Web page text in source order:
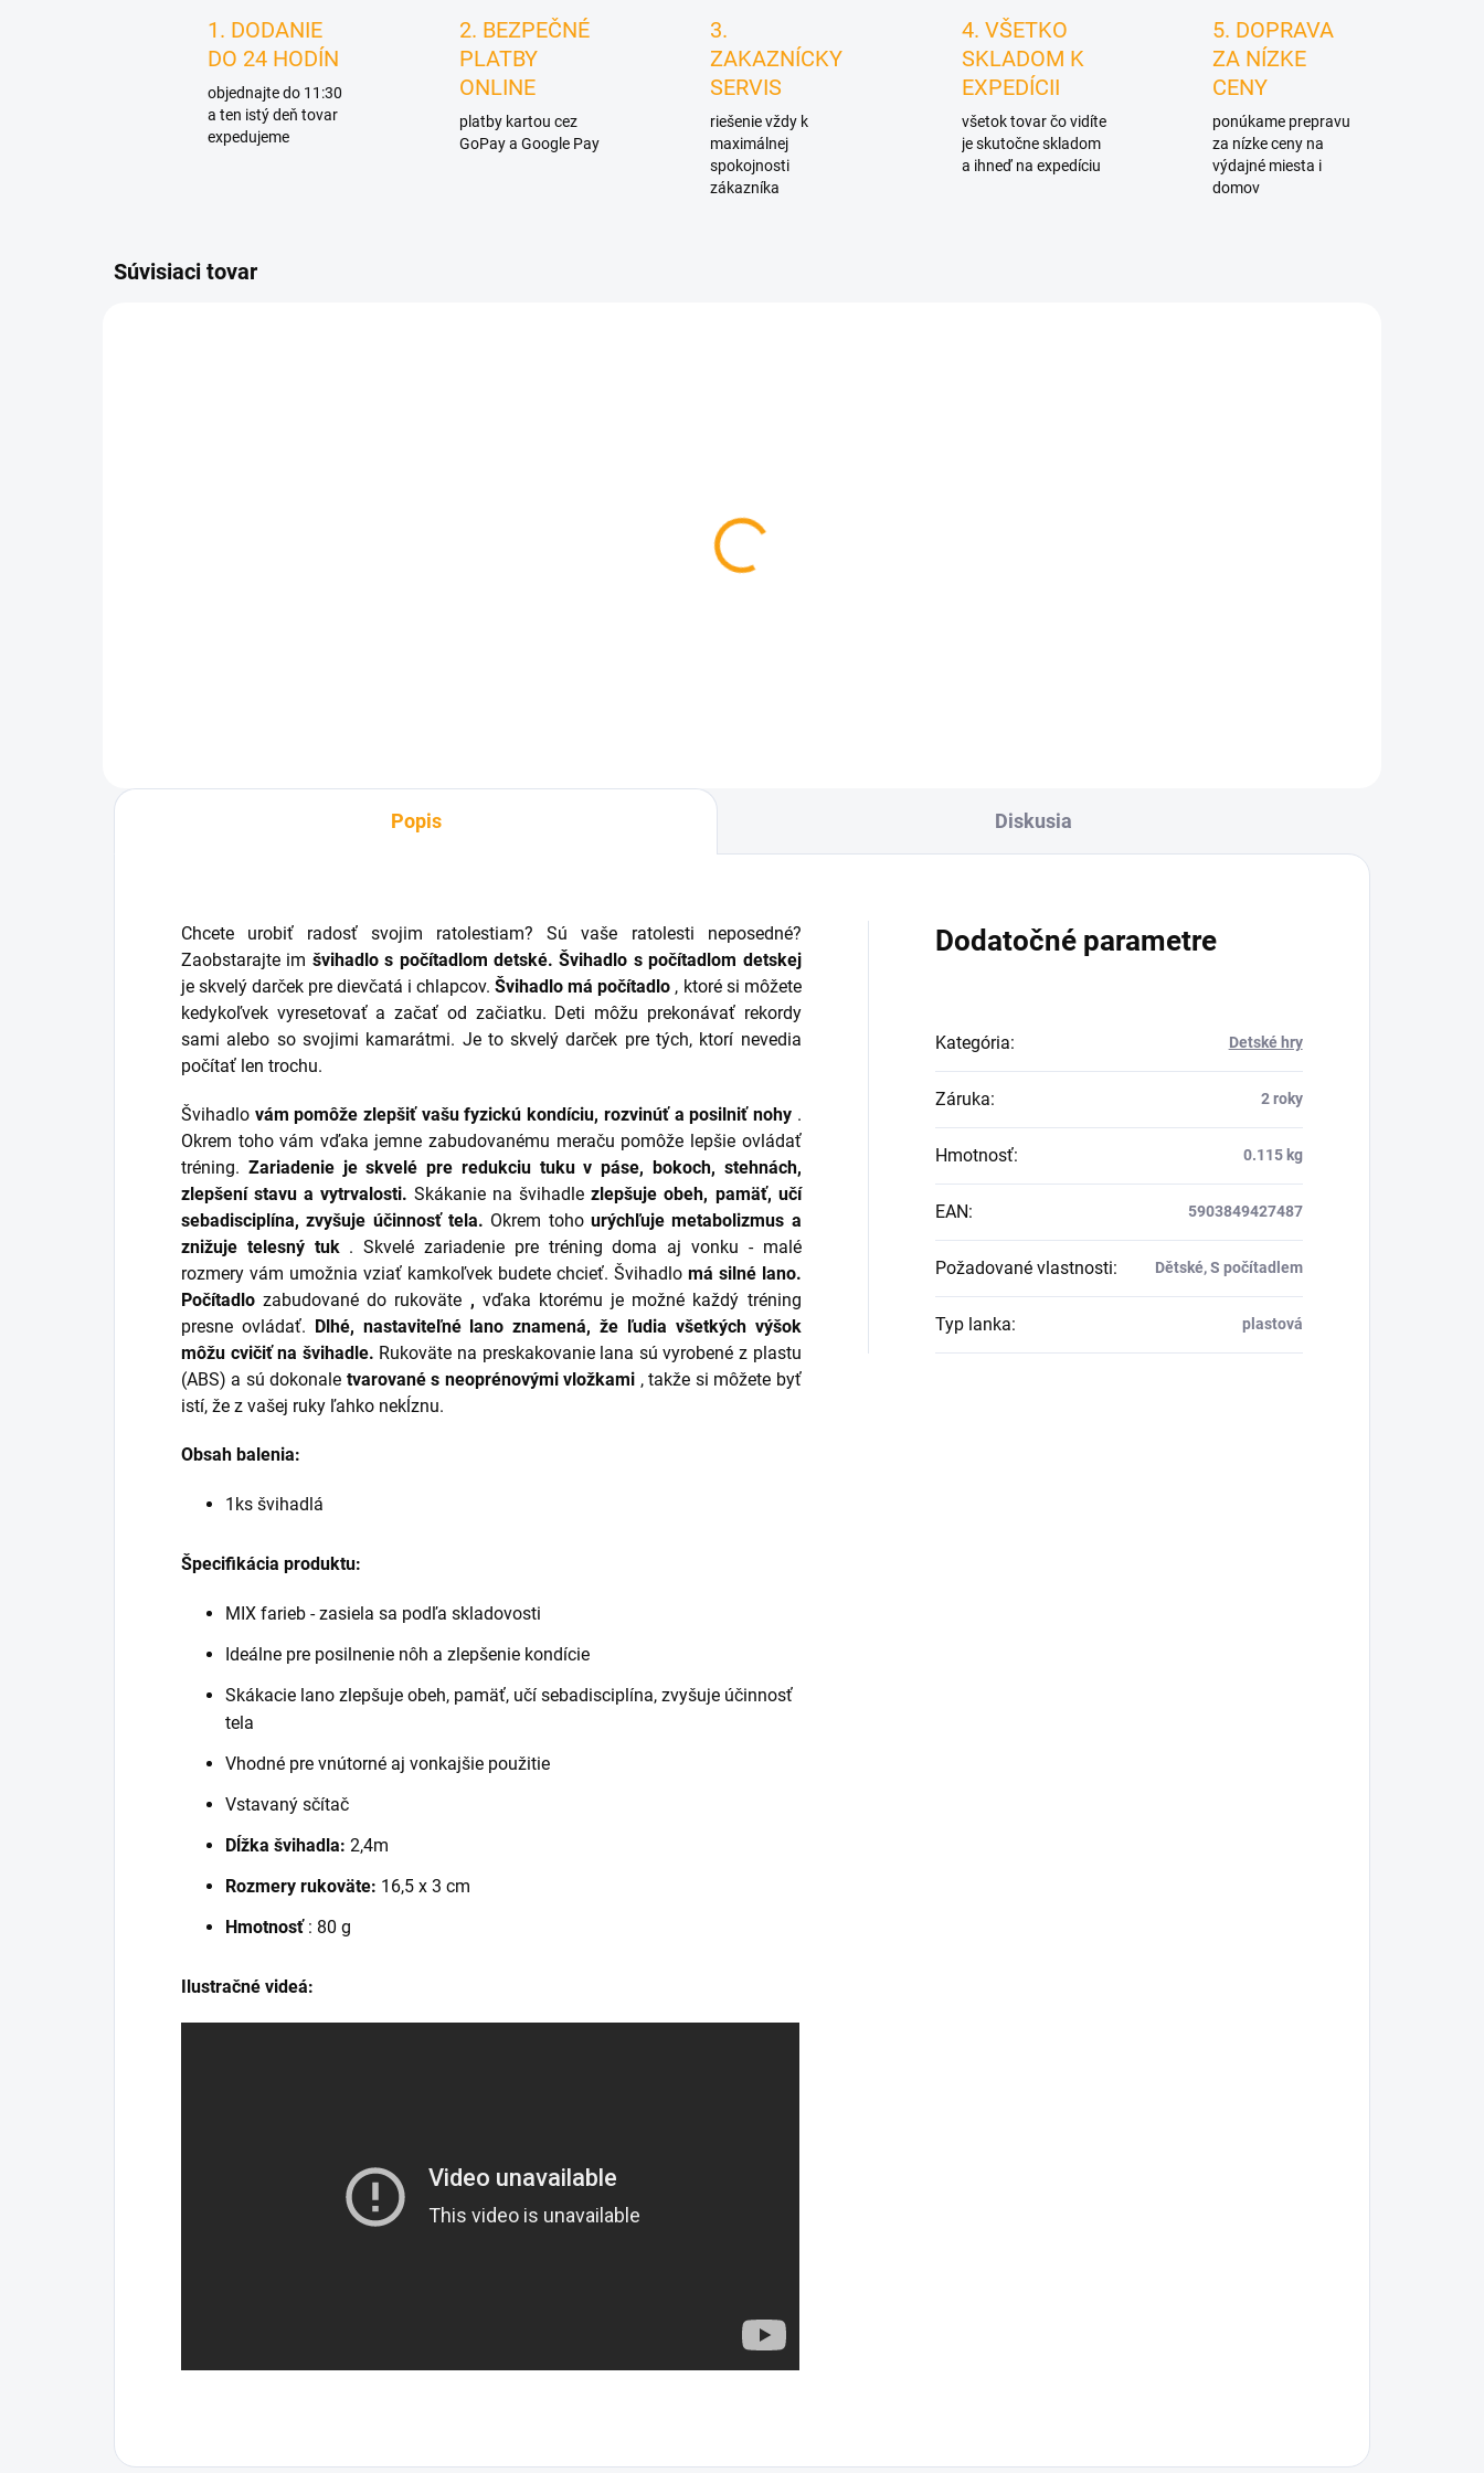
1. DODANIE
DO 24 HODÍN
objednajte do 11:30
a ten istý deň tovar
expedujeme
2. BEZPEČNÉ
PLATBY
ONLINE
platby kartou cez
GoPay a Google Pay
3.
ZAKAZNÍCKY
SERVIS
riešenie vždy k
maximálnej
spokojnosti
zákazníka
4. VŠETKO
SKLADOM K
EXPEDÍCII
všetok tovar čo vidíte
je skutočne skladom
a ihneď na expedíciu
5. DOPRAVA
ZA NÍZKE
CENY
ponúkame prepravu
za nízke ceny na
výdajné miesta i
domov
Súvisiaci tovar
Popis Diskusia
Chcete urobiť radosť svojim ratolestiam? Sú vaše ratolesti neposedné?
Zaobstarajte im švihadlo s počítadlom detské. Švihadlo s počítadlom detskej
je skvelý darček pre dievčatá i chlapcov.Švihadlo má počítadlo , ktoré si môžete
kedykoľvek vyresetovať a začať od začiatku. Deti môžu prekonávať rekordy
sami alebo so svojimi kamarátmi. Je to skvelý darček pre tých, ktorí nevedia
počítať len trochu.
Švihadlo vám pomôže zlepšiť vašu fyzickú kondíciu, rozvinúť a posilniť nohy.
Okrem toho vám vďaka jemne zabudovanému meraču pomôže lepšie ovládať
tréning. Zariadenie je skvelé pre redukciu tuku v páse, bokoch, stehnách,
zlepšení stavu a vytrvalosti. Skákanie na švihadlezlepšuje obeh, pamäť, učí
sebadisciplína, zvyšuje účinnosť tela. Okrem toho urýchľuje metabolizmus a
znižuje telesný tuk. Skvelé zariadenie pre tréning doma aj vonku - malé
rozmery vám umožnia vziať kamkoľvek budete chcieť. Švihadlo má silné lano.
Počítadlo zabudované do rukoväte , vďaka ktorému je možné každý tréning
presne ovládať. Dlhé, nastaviteľné lano znamená, že ľudia všetkých výšok
môžu cvičiť na švihadle. Rukoväte na preskakovanie lana sú vyrobené z plastu
(ABS) a sú dokonale tvarované s neoprénovými vložkami , takže si môžete byť
istí, že z vašej ruky ľahko nekĺznu.
Obsah balenia:
1ks švihadlá
Špecifikácia produktu:
MIX farieb - zasiela sa podľa skladovosti
Ideálne pre posilnenie nôh a zlepšenie kondície
Skákacie lano zlepšuje obeh, pamäť, učí sebadisciplína, zvyšuje účinnosť
tela
Vhodné pre vnútorné aj vonkajšie použitie
Vstavaný sčítač
Dĺžka švihadla: 2,4m
Rozmery rukoväte: 16,5 x 3 cm
Hmotnosť: 80 g
Ilustračné videá:
Dodatočné parametre
Kategória: Detské hry
Záruka: 2 roky
Hmotnosť: 0.115 kg
EAN: 5903849427487
Požadované vlastnosti: Dětské, S počítadlem
Typ lanka: plastová